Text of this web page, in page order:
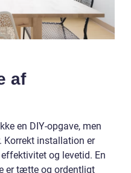
af
en DIY-opgave, men
installation er
og levetid. En
er tætte og ordentligt